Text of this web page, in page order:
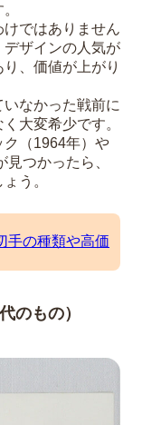
ではありません
ザインの人気が
、価値が上がり
なかった戦前に
大変希少です。
ク（1964年）や
つかったら、
う。
手の種類や高価
のもの）